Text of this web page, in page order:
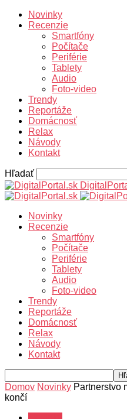
Novinky
Recenzie
Smartfóny
Počítače
Periférie
Tablety
Audio
Foto-video
Trendy
Reportáže
Domácnosť
Relax
Návody
Kontakt
Hľadať
Novinky
Recenzie
Smartfóny
Počítače
Periférie
Tablety
Audio
Foto-video
Trendy
Reportáže
Domácnosť
Relax
Návody
Kontakt
Domov Novinky Partnerstvo
končí